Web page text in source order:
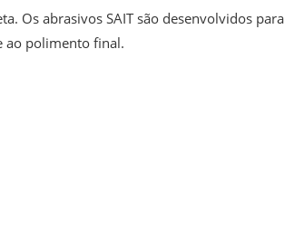
Os abrasivos SAIT são desenvolvidos para
ao polimento final.